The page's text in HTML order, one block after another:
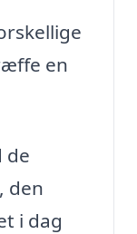
en
de
den
i dag